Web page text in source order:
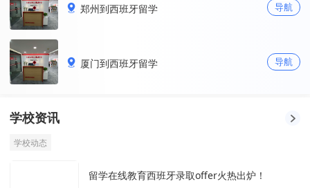
郑州到西班牙留学 导航
厦门到西班牙留学 导航
学校资讯
学校动态
留学在线教育西班牙录取offer火热出炉！